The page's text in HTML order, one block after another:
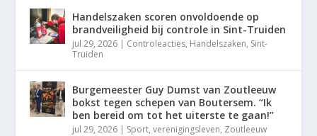
Handelszaken scoren onvoldoende op
brandveiligheid bij controle in Sint-Truiden
jul 29, 2026 | Controleacties, Handelszaken, Sint-
Truiden
Burgemeester Guy Dumst van Zoutleeuw
bokst tegen schepen van Boutersem. “Ik
ben bereid om tot het uiterste te gaan!”
jul 29, 2026 | Sport,verenigingsleven, Zoutleeuw